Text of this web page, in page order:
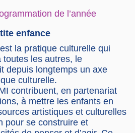
de l’année
enfance
la pratique culturelle qui
toutes les autres, le
depuis longtemps un axe
culturelle.
contribuent, en partenariat
à mettre les enfants en
artistiques et culturelles
pour se construire et